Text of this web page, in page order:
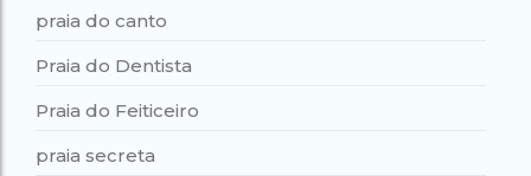
praia do canto
Praia do Dentista
Praia do Feiticeiro
praia secreta